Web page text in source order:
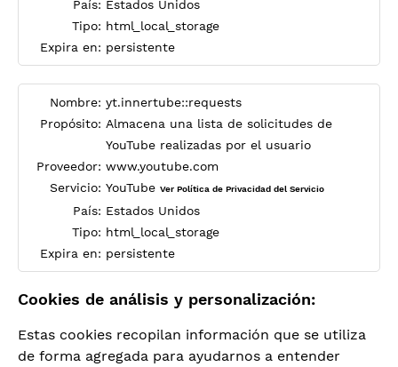
País: Estados Unidos
Tipo: html_local_storage
Expira en: persistente
Nombre: yt.innertube::requests
Propósito: Almacena una lista de solicitudes de
YouTube realizadas por el usuario
Proveedor: www.youtube.com
Servicio: YouTube Ver Política de Privacidad del Servicio
País: Estados Unidos
Tipo: html_local_storage
Expira en: persistente
Cookies de análisis y personalización:
Estas cookies recopilan información que se utiliza
de forma agregada para ayudarnos a entender